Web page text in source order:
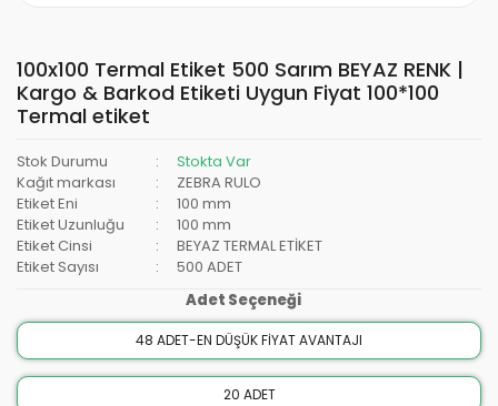
100x100 Termal Etiket 500 Sarım BEYAZ RENK |
Kargo & Barkod Etiketi Uygun Fiyat 100*100
Termal etiket
Stok Durumu
Stokta Var
Kağıt markası
ZEBRA RULO
Etiket Eni
100 mm
Etiket Uzunluğu
100 mm
Etiket Cinsi
BEYAZ TERMAL ETİKET
Etiket Sayısı
500 ADET
Adet Seçeneği
48 ADET-EN DÜŞÜK FİYAT AVANTAJI
20 ADET